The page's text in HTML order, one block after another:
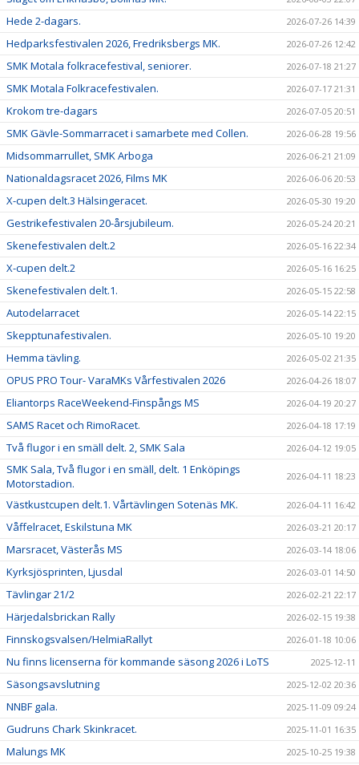
Hede 2-dagars. 2026-07-26 14:39
Hedparksfestivalen 2026, Fredriksbergs MK. 2026-07-26 12:42
SMK Motala folkracefestival, seniorer. 2026-07-18 21:27
SMK Motala Folkracefestivalen. 2026-07-17 21:31
Krokom tre-dagars 2026-07-05 20:51
SMK Gävle-Sommarracet i samarbete med Collen. 2026-06-28 19:56
Midsommarrullet, SMK Arboga 2026-06-21 21:09
Nationaldagsracet 2026, Films MK 2026-06-06 20:53
X-cupen delt.3 Hälsingeracet. 2026-05-30 19:20
Gestrikefestivalen 20-årsjubileum. 2026-05-24 20:21
Skenefestivalen delt.2 2026-05-16 22:34
X-cupen delt.2 2026-05-16 16:25
Skenefestivalen delt.1. 2026-05-15 22:58
Autodelarracet 2026-05-14 22:15
Skepptunafestivalen. 2026-05-10 19:20
Hemma tävling. 2026-05-02 21:35
OPUS PRO Tour- VaraMKs Vårfestivalen 2026 2026-04-26 18:07
Eliantorps RaceWeekend-Finspångs MS 2026-04-19 20:27
SAMS Racet och RimoRacet. 2026-04-18 17:19
Två flugor i en smäll delt. 2, SMK Sala 2026-04-12 19:05
SMK Sala, Två flugor i en smäll, delt. 1 Enköpings
Motorstadion.
2026-04-11 18:23
Västkustcupen delt.1. Vårtävlingen Sotenäs MK. 2026-04-11 16:42
Våffelracet, Eskilstuna MK 2026-03-21 20:17
Marsracet, Västerås MS 2026-03-14 18:06
Kyrksjösprinten, Ljusdal 2026-03-01 14:50
Tävlingar 21/2 2026-02-21 22:17
Härjedalsbrickan Rally 2026-02-15 19:38
Finnskogsvalsen/HelmiaRallyt 2026-01-18 10:06
Nu finns licenserna för kommande säsong 2026 i LoTS 2025-12-11
Säsongsavslutning 2025-12-02 20:36
NNBF gala. 2025-11-09 09:24
Gudruns Chark Skinkracet. 2025-11-01 16:35
Malungs MK 2025-10-25 19:38